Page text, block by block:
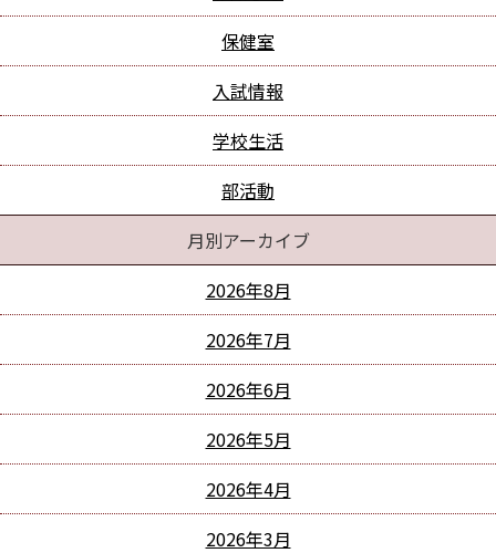
保健室
入試情報
学校生活
部活動
月別アーカイブ
2026年8月
2026年7月
2026年6月
2026年5月
2026年4月
2026年3月